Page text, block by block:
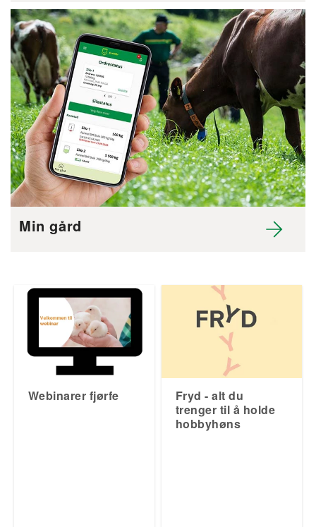
Min gård
Webinarer fjørfe
Fryd - alt du
trenger til å holde
hobbyhøns